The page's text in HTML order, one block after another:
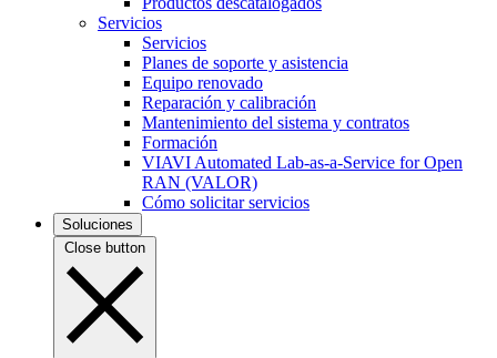
Servicios
Servicios
Planes de soporte y asistencia
Equipo renovado
Reparación y calibración
Mantenimiento del sistema y contratos
Formación
VIAVI Automated Lab-as-a-Service for Open
RAN (VALOR)
Cómo solicitar servicios
Soluciones
Close button